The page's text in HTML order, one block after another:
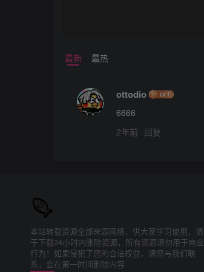
最新 最热
ottodio
6666
2年前 回复
本站转载资源全部来源网络，供大家学习使用，请
于下载24小时内删除资源，所有资源请勿用于商业
行为！如果侵犯了您的合法权益，请您与我们联
系，会在第一时间删除内容